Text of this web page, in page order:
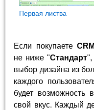
Первая листва
Если покупаете
не ниже "Стандарт",
выбор дизайна из
каждого
будет возможность
свой вкус. Каждый